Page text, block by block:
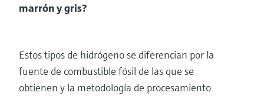
marrón y gris?
Estos tipos de hidrógeno se diferencian por la
fuente de combustible fósil de las que se
obtienen y la metodología de procesamiento